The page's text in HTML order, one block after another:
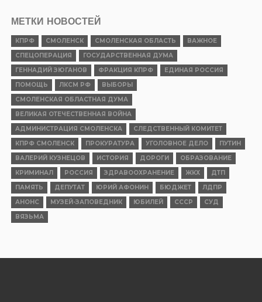
МЕТКИ НОВОСТЕЙ
КПРФ СМОЛЕНСК СМОЛЕНСКАЯ ОБЛАСТЬ
ВАЖНОЕ
СПЕЦОПЕРАЦИЯ
ГОСУДАРСТВЕННАЯ ДУМА
ГЕННАДИЙ ЗЮГАНОВ
ФРАКЦИЯ КПРФ
ЕДИНАЯ РОССИЯ
ПОМОЩЬ
ЛКСМ РФ
ВЫБОРЫ
СМОЛЕНСКАЯ ОБЛАСТНАЯ ДУМА
ВЕЛИКАЯ ОТЕЧЕСТВЕННАЯ ВОЙНА
АДМИНИСТРАЦИЯ СМОЛЕНСКА
СЛЕДСТВЕННЫЙ КОМИТЕТ
КПРФ СМОЛЕНСК
ПРОКУРАТУРА УГОЛОВНОЕ ДЕЛО
ПУТИН
ВАЛЕРИЙ КУЗНЕЦОВ
ИСТОРИЯ ДОРОГИ
ОБРАЗОВАНИЕ
КРИМИНАЛ
РОССИЯ ЗДРАВООХРАНЕНИЕ ЖКХ
ДТП
ПАМЯТЬ
ДЕПУТАТ ЮРИЙ АФОНИН БЮДЖЕТ
ЛДПР
АНОНС
МУЗЕЙ-ЗАПОВЕДНИК ЮБИЛЕЙ СССР
СУД
ВЯЗЬМА